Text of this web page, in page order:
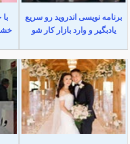
برنامه نویسی اندروید رو سریع
یادبگیر و وارد بازار کار شو